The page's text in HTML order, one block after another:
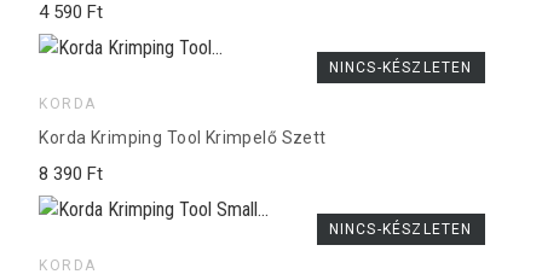
4 590 Ft
KORDA
Korda Krimping Tool Krimpelő Szett
8 390 Ft
NINCS-KÉSZLETEN
KORDA
NINCS-KÉSZLETEN